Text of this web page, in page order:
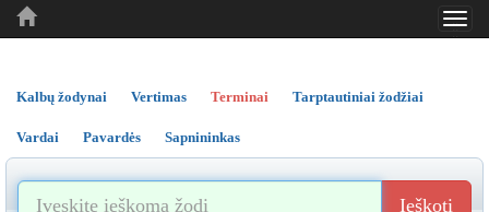
..
..
Kalbų žodynai Vertimas Terminai Tarptautiniai žodžiai
Vardai Pavardės Sapnininkas
Ieškoti